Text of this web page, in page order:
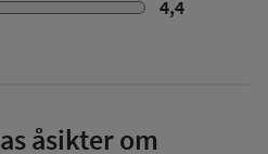
4,4
åsikter om